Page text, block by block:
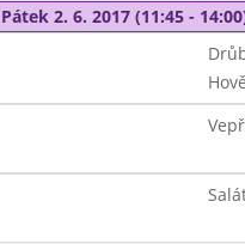
Pátek 2. 6. 2017 (11:45 -